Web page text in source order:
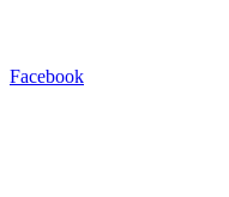
Facebook